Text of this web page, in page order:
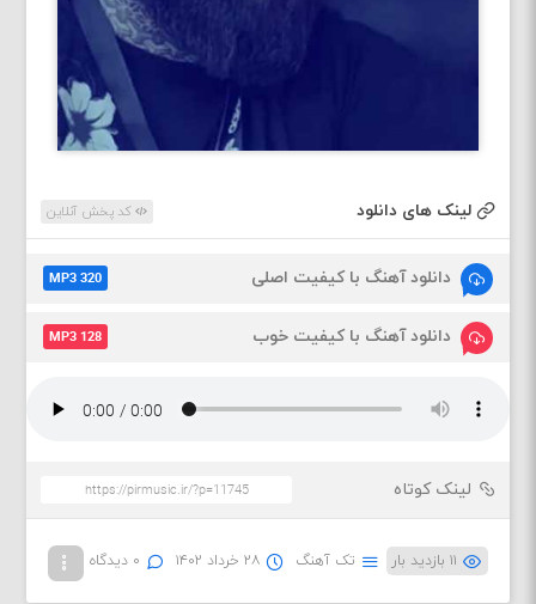
لینک های دانلود کد پخش آنلاین
دانلود آهنگ با کیفیت اصلی MP3 320
دانلود آهنگ با کیفیت خوب MP3 128
لینک کوتاه
۱۱ بازدید بار تک آهنگ ۲۸ خرداد ۱۴۰۲ ۰ دیدگاه